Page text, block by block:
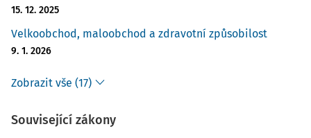
15. 12. 2025
Velkoobchod, maloobchod a zdravotní způsobilost
9. 1. 2026
Zobrazit vše (17)
Související zákony